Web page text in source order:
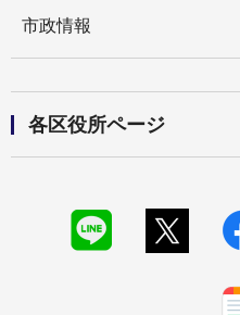
市政情報
各区役所ページ